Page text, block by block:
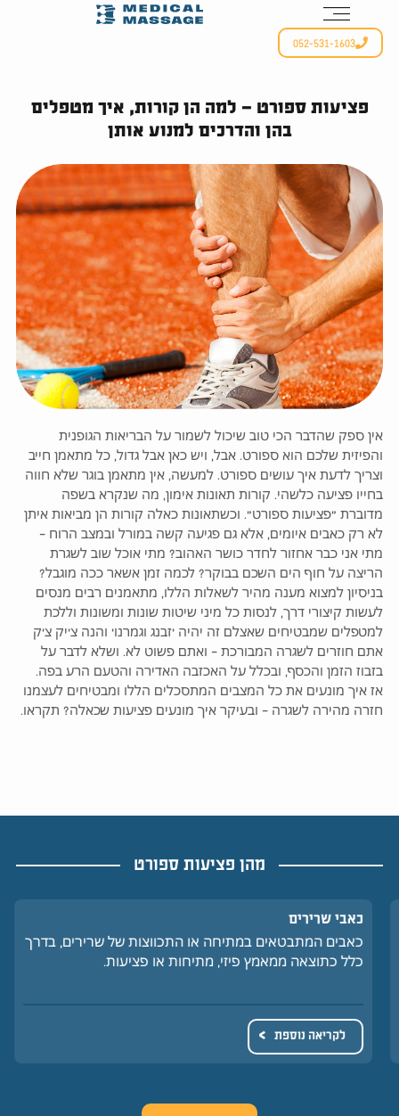
052-531-1603
פציעות ספורט – למה הן קורות, איך מטפלים
בהן והדרכים למנוע אותן
אין ספק שהדבר הכי טוב שיכול לשמור על הבריאות הגופנית
והפיזית שלכם הוא ספורט. אבל, ויש כאן אבל גדול, כל מתאמן חייב
וצריך לדעת איך עושים ספורט. למעשה, אין מתאמן בוגר שלא חווה
בחייו פציעה כלשהי. קורות תאונות אימון, מה שנקרא בשפה
מדוברת "פציעות ספורט". וכשתאונות כאלה קורות הן מביאות איתן
לא רק כאבים איומים, אלא גם פגיעה קשה במורל ובמצב הרוח –
מתי אני כבר אחזור לחדר כושר האהוב? מתי אוכל שוב לשגרת
הריצה על חוף הים השכם בבוקר? לכמה זמן אשאר ככה מוגבל?
בניסיון למצוא מענה מהיר לשאלות הללו, מתאמנים רבים מנסים
לעשות קיצורי דרך, לנסות כל מיני שיטות שונות ומשונות וללכת
למטפלים שמבטיחים שאצלם זה יהיה 'זבנג וגמרנו' והנה צ'יק צ'ק
אתם חוזרים לשגרה המבורכת – ואתם פשוט לא. ושלא לדבר על
בזבוז הזמן והכסף, ובכלל על האכזבה האדירה והטעם הרע בפה.
אז איך מונעים את כל המצבים המתסכלים הללו ומבטיחים לעצמנו
חזרה מהירה לשגרה – ובעיקר איך מונעים פציעות שכאלה? תקראו.
מהן פציעות ספורט
כאבי שרירים
כאבים המתבטאים במתיחה או התכווצות של שרירים, בדרך
כלל כתוצאה ממאמץ פיזי, מתיחות או פציעות.
לקריאה נוספת